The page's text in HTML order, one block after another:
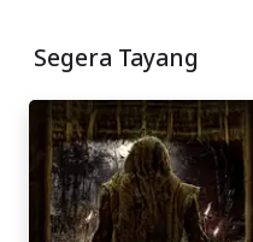
Segera Tayang